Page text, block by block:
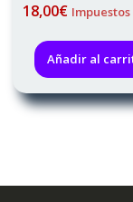
18,00€
Añadir al